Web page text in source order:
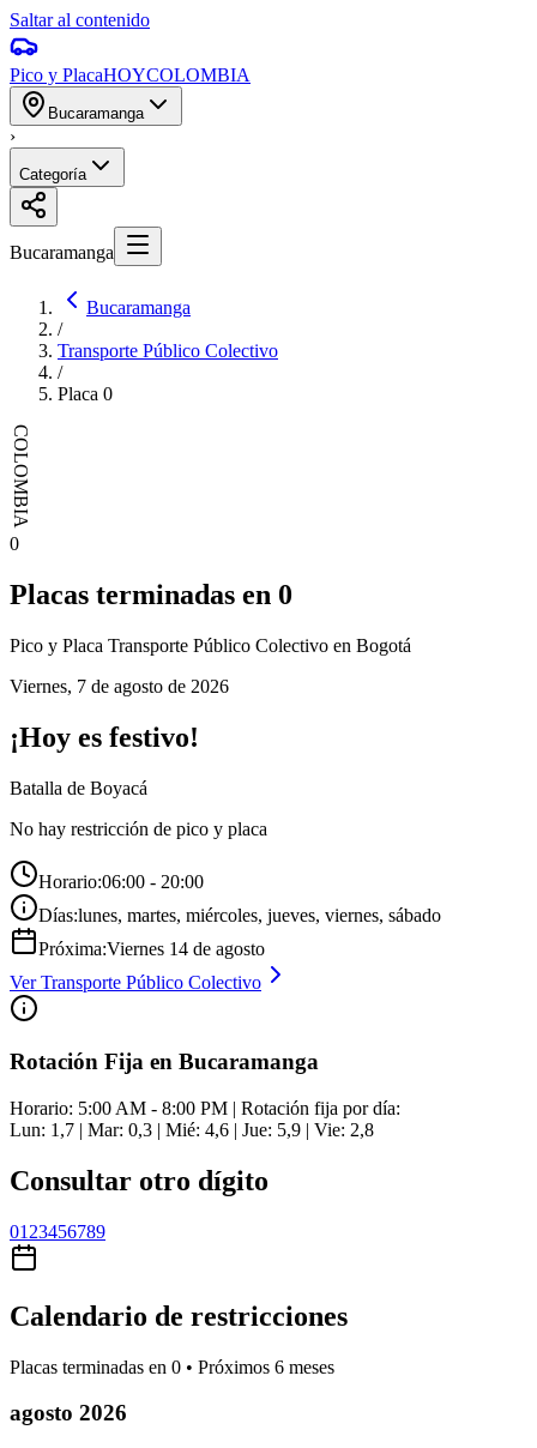
Saltar al contenido
Pico y PlacaHOYCOLOMBIA
Bucaramanga
›
Categoría
Bucaramanga
Bucaramanga
/
Transporte Público Colectivo
/
Placa 0
COLOMBIA
0
Placas terminadas en 0
Pico y Placa Transporte Público Colectivo en Bogotá
Viernes, 7 de agosto de 2026
¡Hoy es festivo!
Batalla de Boyacá
No hay restricción de pico y placa
Horario:06:00 - 20:00
Días:lunes, martes, miércoles, jueves, viernes, sábado
Próxima:Viernes 14 de agosto
VerTransporte Público Colectivo
Rotación Fija en Bucaramanga
Horario: 5:00 AM - 8:00 PM | Rotación fija por día:
Lun: 1,7 | Mar: 0,3 | Mié: 4,6 | Jue: 5,9 | Vie: 2,8
Consultar otro dígito
01 23456789
Calendario de restricciones
Placas terminadas en 0 • Próximos 6 meses
agosto 2026